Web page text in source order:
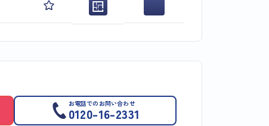
お電話でのお問い合わせ
0120-16-2331